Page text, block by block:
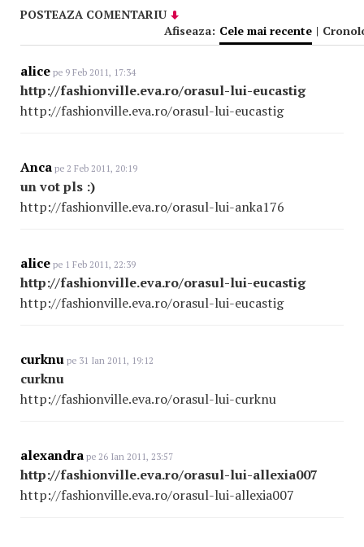
POSTEAZA COMENTARIU
Afiseaza: Cele mai recente |
alice pe 9 Feb 2011, 17:34
http://fashionville.eva.ro/orasul-lui-eucastig
http://fashionville.eva.ro/orasul-lui-eucastig
Anca pe 2 Feb 2011, 20:19
un vot pls :)
http://fashionville.eva.ro/orasul-lui-anka176
alice pe 1 Feb 2011, 22:39
http://fashionville.eva.ro/orasul-lui-eucastig
http://fashionville.eva.ro/orasul-lui-eucastig
curknu pe 31 Ian 2011, 19:12
curknu
http://fashionville.eva.ro/orasul-lui-curknu
alexandra pe 26 Ian 2011, 23:57
http://fashionville.eva.ro/orasul-lui-allexia007
http://fashionville.eva.ro/orasul-lui-allexia007